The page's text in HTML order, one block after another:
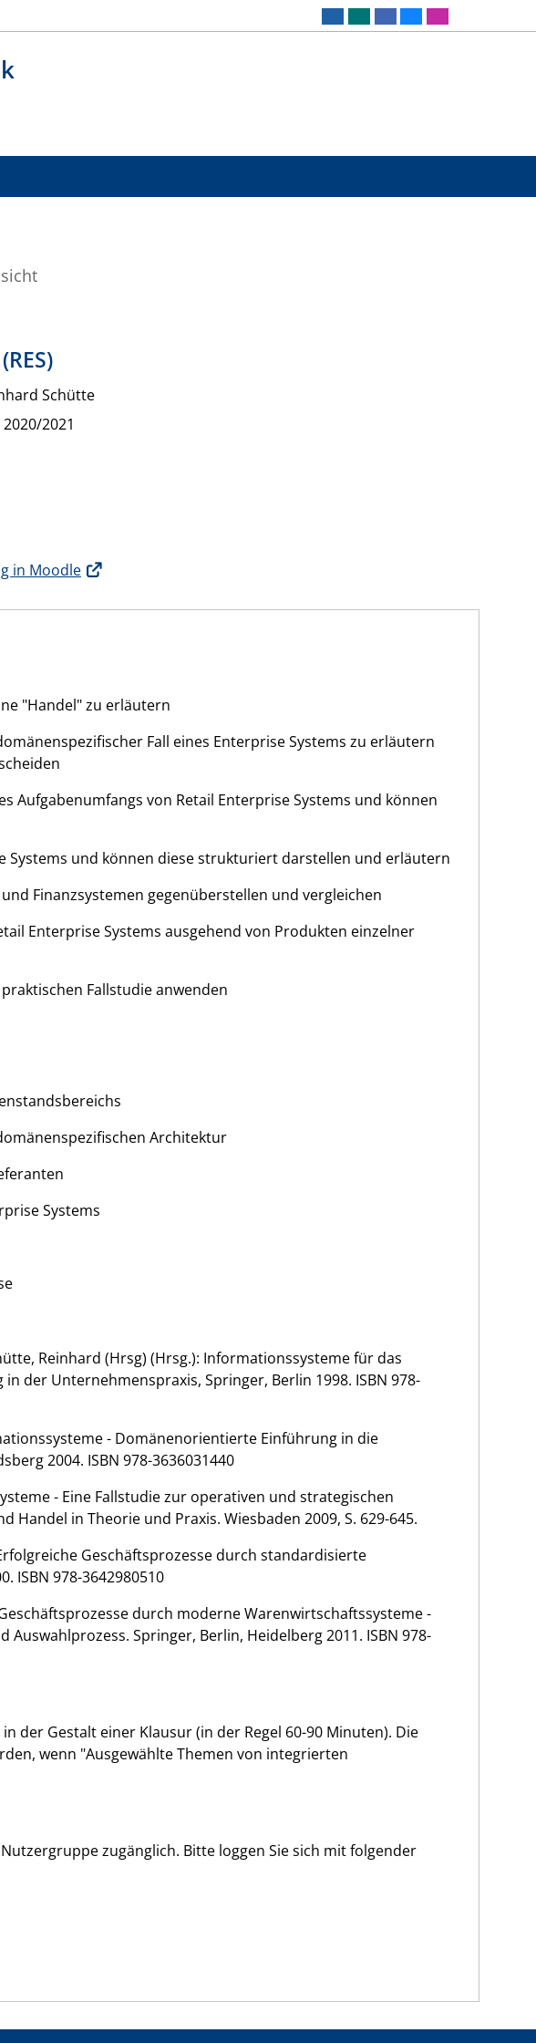
Schütte
2021
in Moodle
"Handel" zu erläutern
Fall eines Enterprise Systems zu erläutern
Aufgabenumfangs von Retail Enterprise Systems und können
Systems und können diese strukturiert darstellen und erläutern
Finanzsystemen gegenüberstellen und vergleichen
Enterprise Systems ausgehend von Produkten einzelner
Fallstudie anwenden
Architektur
Systems
Reinhard (Hrsg) (Hrsg.): Informationssysteme für das
der Unternehmenspraxis, Springer, Berlin 1998. ISBN 978-
- Domänenorientierte Einführung in die
2004. ISBN 978-3636031440
- Eine Fallstudie zur operativen und strategischen
in Theorie und Praxis. Wiesbaden 2009, S. 629-645.
Geschäftsprozesse durch standardisierte
ISBN 978-3642980510
durch moderne Warenwirtschaftssysteme -
Springer, Berlin, Heidelberg 2011. ISBN 978-
der Gestalt einer Klausur (in der Regel 60-90 Minuten). Die
wenn "Ausgewählte Themen von integrierten
zugänglich. Bitte loggen Sie sich mit folgender